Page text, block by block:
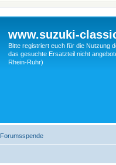
www.suzuki-
Bitte registriert euch für die Nutzung
das gesuchte Ersatzteil nicht
Rhein-Ruhr)
Forumsspende